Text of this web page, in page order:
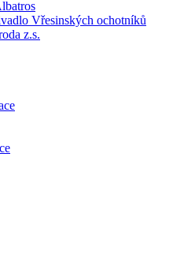
Vřesinských ochotníků
z.s.